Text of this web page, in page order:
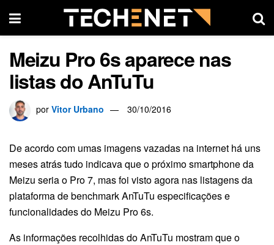
Meizu Pro 6s aparece nas
listas do AnTuTu
por Vitor Urbano 30/10/2016
De acordo com umas imagens vazadas na internet há uns
meses atrás tudo indicava que o próximo smartphone da
Meizu seria o Pro 7, mas foi visto agora nas listagens da
plataforma de benchmark AnTuTu especificações e
funcionalidades do Meizu Pro 6s.
As informações recolhidas do AnTuTu mostram que o